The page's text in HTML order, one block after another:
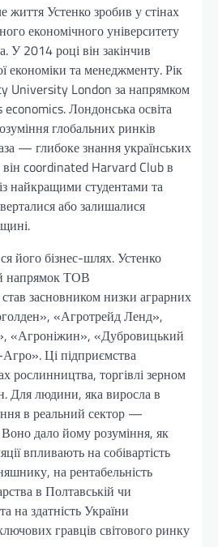
життя Устенко зробив у стінах
економічного університету
У 2014 році він закінчив
економіки та менеджменту. Рік
London за напрямком
Лондонська освіта
глобальних ринків
— глибоке знання українських
coordinated Harvard Club в
найкращими студентами та
або залишалися
його бізнес-шлях. Устенко
напрямок ТОВ
засновником низки аграрних
«Агротрейд Ленд»,
«Агроніжин», «Дубровицький
Ці підприємства
рослинництва, торгівлі зерном
Для людини, яка виросла в
в реальний сектор —
дало йому розуміння, як
впливають на собівартість
на рентабельність
в Полтавській чи
на здатність України
гравців світового ринку